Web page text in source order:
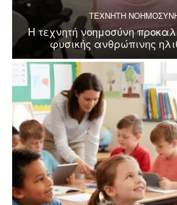
ΤΕΧΝΗΤΗ
Η τεχνητή νοημοσύνη
φυσικής ανθρώπινης